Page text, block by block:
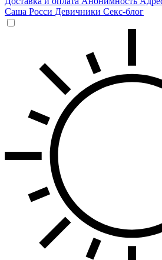
Саша Росси Девичники Секс-блог